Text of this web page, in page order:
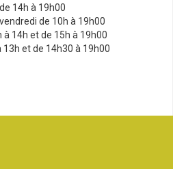
de 14h à 19h00
de 10h à 19h00
à 14h et de 15h à 19h00
13h et de 14h30 à 19h00